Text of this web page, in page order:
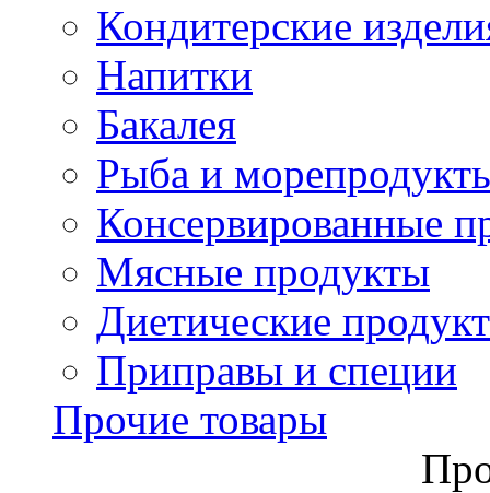
Кондитерские
Напитки
Бакалея
Рыба и
Консервированные
Мясные продукты
Диетические
Приправы и специи
Прочие товары